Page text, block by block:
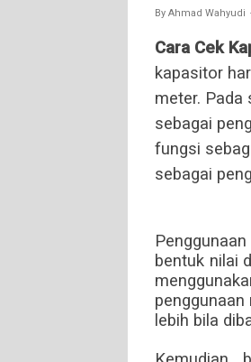
By Ahmad Wahyudi
Cara Cek
kapasitor
meter. Pada
sebagai
fungsi
sebagai
bentuk nilai
lebih bila